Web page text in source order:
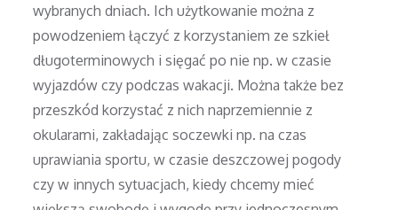
wybranych dniach. Ich użytkowanie można z
powodzeniem łączyć z korzystaniem ze szkieł
długoterminowych i sięgać po nie np. w czasie
wyjazdów czy podczas wakacji. Można także bez
przeszkód korzystać z nich naprzemiennie z
okularami, zakładając soczewki np. na czas
uprawiania sportu, w czasie deszczowej pogody
czy w innych sytuacjach, kiedy chcemy mieć